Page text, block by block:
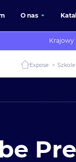
O nas
Krajowy
Expose >